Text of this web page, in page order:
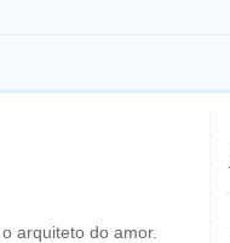
arquiteto do amor.